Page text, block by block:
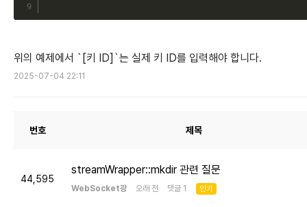
위의 예제에서 `[키 ID]`는 실제 키 ID를 입력해야 합니다.
2025-07-04 22:11
번호 제목
44,595
streamWrapper::mkdir 관련 질문
WebSocket광 오래 전 댓글 1 인기